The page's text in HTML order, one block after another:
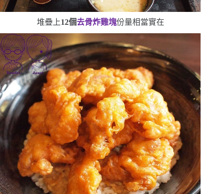
堆疊上12個去骨炸雞塊份量相當實在